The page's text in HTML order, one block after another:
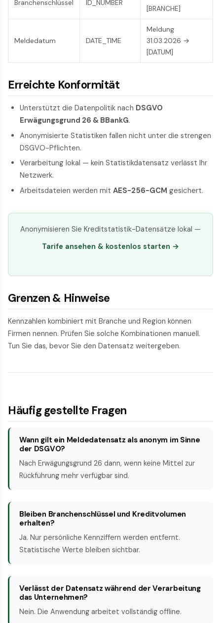
Branchenschlüssel ID_NUMBER
[BRANCHE]
Meldedatum DATE_TIME
Meldung
31.03.2026 →
[DATUM]
Erreichte Konformität
Unterstützt die Datenpolitik nach DSGVO
Erwägungsgrund 26 & BBankG.
Anonymisierte Statistiken fallen nicht unter die strengen
DSGVO-Pflichten.
Verarbeitung lokal — kein Statistikdatensatz verlässt Ihr
Netzwerk.
Arbeitsdateien werden mit AES-256-GCM gesichert.
Anonymisieren Sie Kreditstatistik-Datensätze lokal —
Tarife ansehen & kostenlos starten →
Grenzen & Hinweise
Kennzahlen kombiniert mit Branche und Region können
Firmen nennen. Prüfen Sie solche Kombinationen manuell.
Tun Sie das, bevor Sie den Datensatz weitergeben.
Häufig gestellte Fragen
Wann gilt ein Meldedatensatz als anonym im Sinne
der DSGVO?
Nach Erwägungsgrund 26 dann, wenn keine Mittel zur
Rückführung mehr verfügbar sind.
Bleiben Branchenschlüssel und Kreditvolumen
erhalten?
Ja. Nur persönliche Kennziffern werden entfernt.
Statistische Werte bleiben sichtbar.
Verlässt der Datensatz während der Verarbeitung
das Unternehmen?
Nein. Die Anwendung arbeitet vollständig offline.